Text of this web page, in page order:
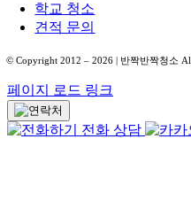
학교 청소
견적 문의
© Copyright 2012 – 2026 | 반짝반짝청소
페이지 로드 링크
전화 상담